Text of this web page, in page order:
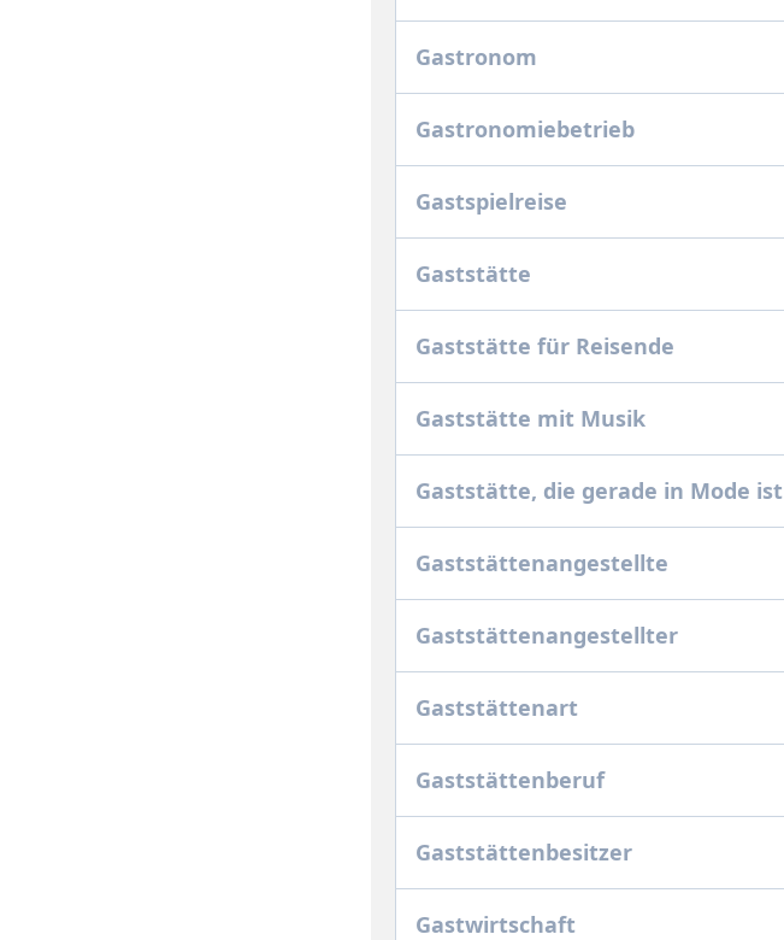
Gastronom
Gastronomiebetrieb
Gastspielreise
Gaststätte
Gaststätte für Reisende
Gaststätte mit Musik
Gaststätte, die gerade in Mode ist
Gaststättenangestellte
Gaststättenangestellter
Gaststättenart
Gaststättenberuf
Gaststättenbesitzer
Gastwirtschaft